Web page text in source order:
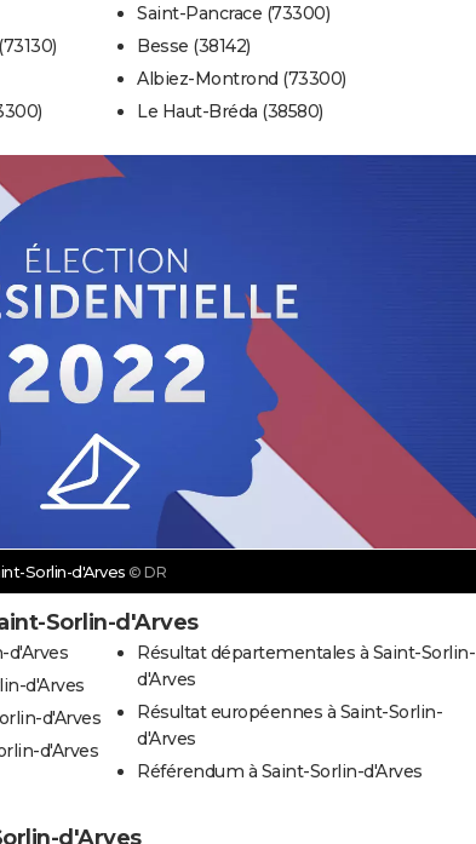
Saint-Pancrace (73300)
Besse (38142)
Albiez-Montrond (73300)
Le Haut-Bréda (38580)
Sorlin-d'Arves © DR
Sorlin-d'Arves
d'Arves
d'Arves
d'Arves
d'Arves
Résultat départementales à Saint-Sorlin-
d'Arves
Résultat européennes à Saint-Sorlin-
d'Arves
Référendum à Saint-Sorlin-d'Arves
d'Arves